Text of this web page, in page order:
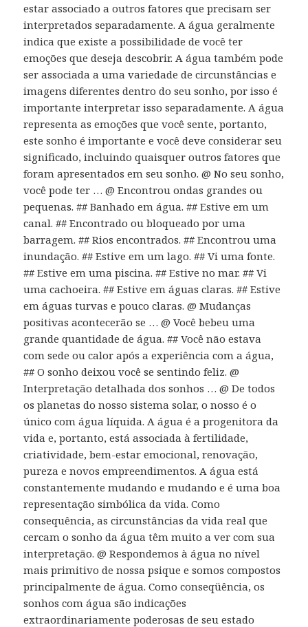
estar associado a outros fatores que precisam ser
interpretados separadamente. A água geralmente
indica que existe a possibilidade de você ter
emoções que deseja descobrir. A água também pode
ser associada a uma variedade de circunstâncias e
imagens diferentes dentro do seu sonho, por isso é
importante interpretar isso separadamente. A água
representa as emoções que você sente, portanto,
este sonho é importante e você deve considerar seu
significado, incluindo quaisquer outros fatores que
foram apresentados em seu sonho. @ No seu sonho,
você pode ter … @ Encontrou ondas grandes ou
pequenas. ## Banhado em água. ## Estive em um
canal. ## Encontrado ou bloqueado por uma
barragem. ## Rios encontrados. ## Encontrou uma
inundação. ## Estive em um lago. ## Vi uma fonte.
## Estive em uma piscina. ## Estive no mar. ## Vi
uma cachoeira. ## Estive em águas claras. ## Estive
em águas turvas e pouco claras. @ Mudanças
positivas acontecerão se … @ Você bebeu uma
grande quantidade de água. ## Você não estava
com sede ou calor após a experiência com a água,
## O sonho deixou você se sentindo feliz. @
Interpretação detalhada dos sonhos … @ De todos
os planetas do nosso sistema solar, o nosso é o
único com água líquida. A água é a progenitora da
vida e, portanto, está associada à fertilidade,
criatividade, bem-estar emocional, renovação,
pureza e novos empreendimentos. A água está
constantemente mudando e mudando e é uma boa
representação simbólica da vida. Como
consequência, as circunstâncias da vida real que
cercam o sonho da água têm muito a ver com sua
interpretação. @ Respondemos à água no nível
mais primitivo de nossa psique e somos compostos
principalmente de água. Como conseqüência, os
sonhos com água são indicações
extraordinariamente poderosas de seu estado